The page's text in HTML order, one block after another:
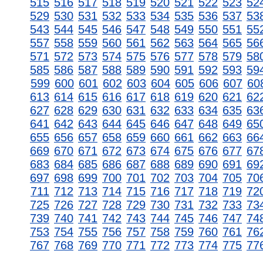
529 530 531 532 533 534 535 536 537
543 544 545 546 547 548 549 550 551
557 558 559 560 561 562 563 564 565
571 572 573 574 575 576 577 578 579
585 586 587 588 589 590 591 592 593
599 600 601 602 603 604 605 606 607
613 614 615 616 617 618 619 620 621
627 628 629 630 631 632 633 634 635
641 642 643 644 645 646 647 648 649
655 656 657 658 659 660 661 662 663
669 670 671 672 673 674 675 676 677
683 684 685 686 687 688 689 690 691
697 698 699 700 701 702 703 704 705
711 712 713 714 715 716 717 718 719
725 726 727 728 729 730 731 732 733
739 740 741 742 743 744 745 746 747
753 754 755 756 757 758 759 760 761
767 768 769 770 771 772 773 774 775